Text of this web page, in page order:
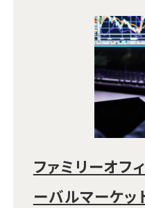
ファミリーオフ
ーバルマーケッ